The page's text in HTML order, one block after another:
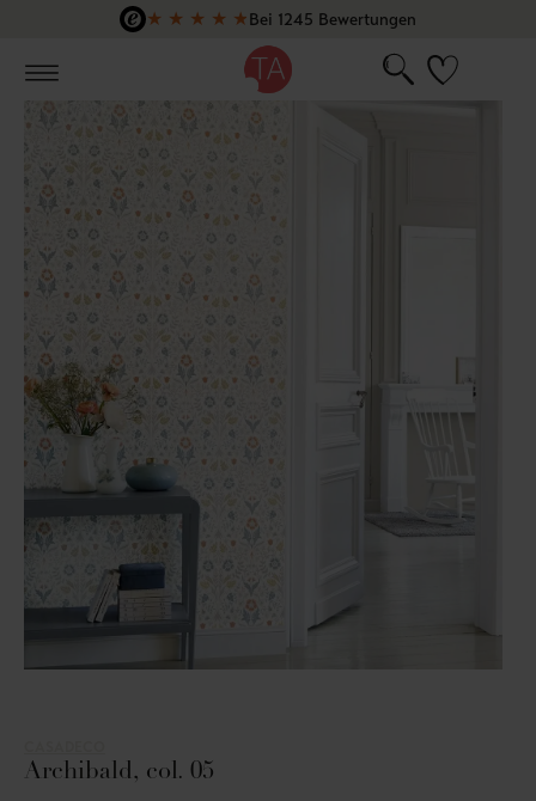
Zum Hauptinhalt springen
★ ★ ★ ★ ★Bei 1245 Bewertungen
Archibald, col. 05